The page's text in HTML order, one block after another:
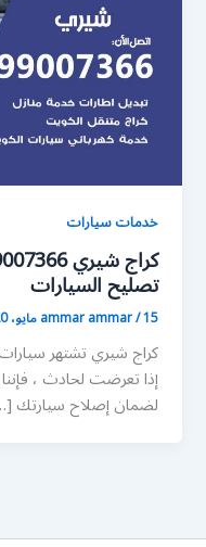
خدمات سيارات
تصليح السيارات
ammar ammar/15 مايو، 2020
كراج شيري تشتهر
إذا تعرضت لحادث ،
لضمان إصلاح سيارتك